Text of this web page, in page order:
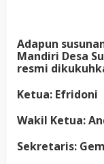
Adapun
Mandiri Desa
resmi
Ketua: Efridoni
Wakil Ketua:
Sekretaris: